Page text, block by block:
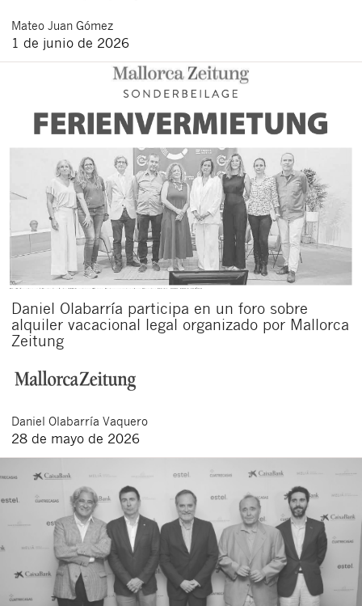
Mateo Juan Gómez
1 de junio de 2026
Daniel Olabarría participa en un foro sobre
alquiler vacacional legal organizado por Mallorca
Zeitung
Daniel Olabarría Vaquero
28 de mayo de 2026